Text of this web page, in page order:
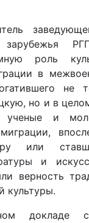
зарубежья
роль
в
не
но и в
ученые и
или
и
верность
культуры.
докладе